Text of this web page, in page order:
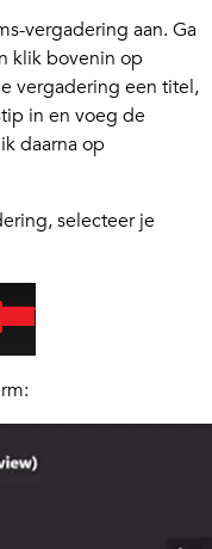
vergadering aan. Ga
klik bovenin op
vergadering een titel,
in en voeg de
daarna op
selecteer je